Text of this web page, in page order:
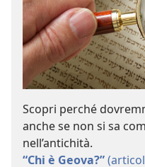
Scopri perché
anche se non si sa
nell’antichità.
“Chi è Geova?”